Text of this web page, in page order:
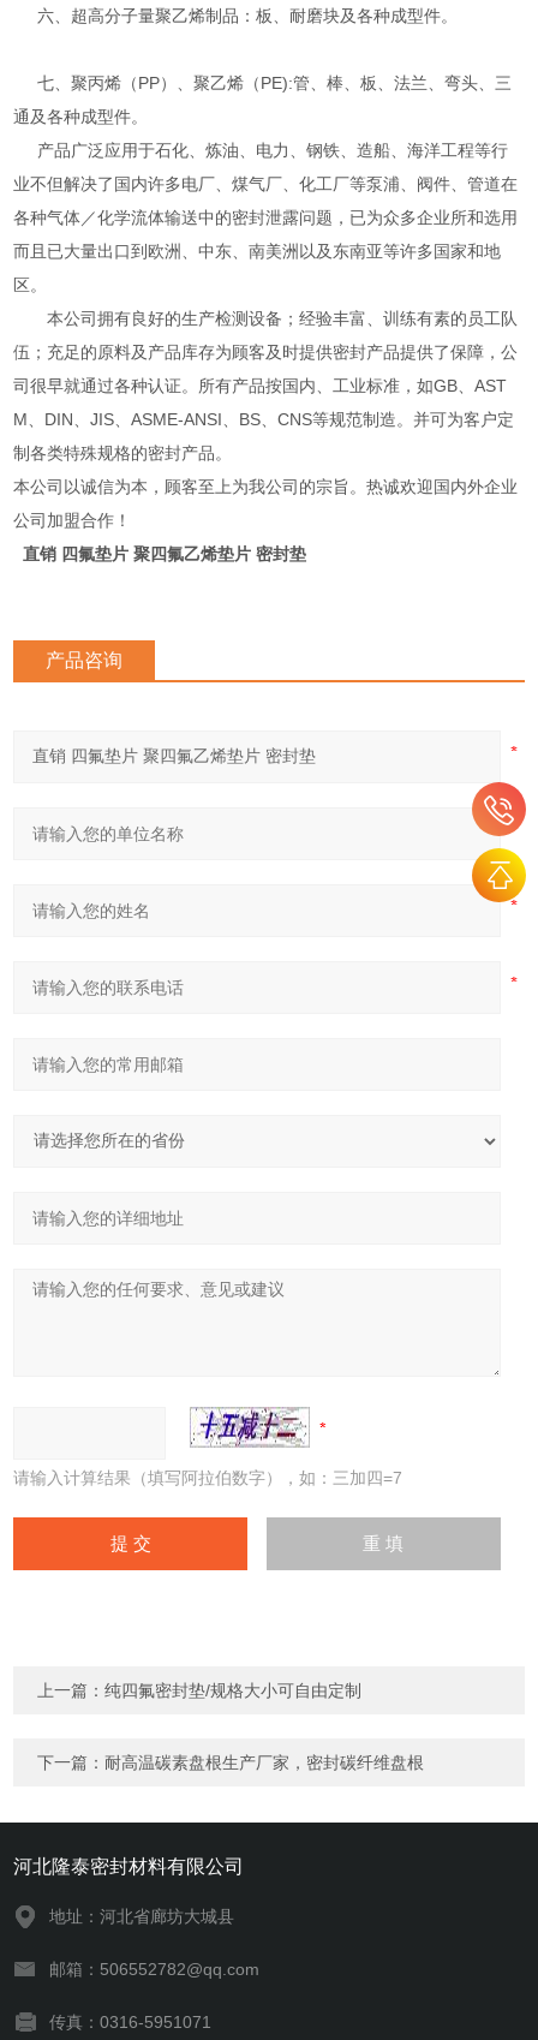
六、超高分子量聚乙烯制品：板、耐磨块及各种成型件。
七、聚丙烯（PP）、聚乙烯（PE):管、棒、板、法兰、弯头、三
通及各种成型件。
产品广泛应用于石化、炼油、电力、钢铁、造船、海洋工程等行
业不但解决了国内许多电厂、煤气厂、化工厂等泵浦、阀件、管道在
各种气体／化学流体输送中的密封泄露问题，已为众多企业所和选用
而且已大量出口到欧洲、中东、南美洲以及东南亚等许多国家和地
区。
本公司拥有良好的生产检测设备；经验丰富、训练有素的员工队
伍；充足的原料及产品库存为顾客及时提供密封产品提供了保障，公
司很早就通过各种认证。所有产品按国内、工业标准，如GB、AST
M、DIN、JIS、ASME-ANSI、BS、CNS等规范制造。并可为客户定
制各类特殊规格的密封产品。
本公司以诚信为本，顾客至上为我公司的宗旨。热诚欢迎国内外企业
公司加盟合作！
直销 四氟垫片 聚四氟乙烯垫片 密封垫
产品咨询
请输入计算结果（填写阿拉伯数字），如：三加四=7
上一篇：纯四氟密封垫/规格大小可自由定制
下一篇： 耐高温碳素盘根生产厂家，密封碳纤维盘根
河北隆泰密封材料有限公司
地址：河北省廊坊大城县
邮箱：506552782@qq.com
传真：0316-5951071